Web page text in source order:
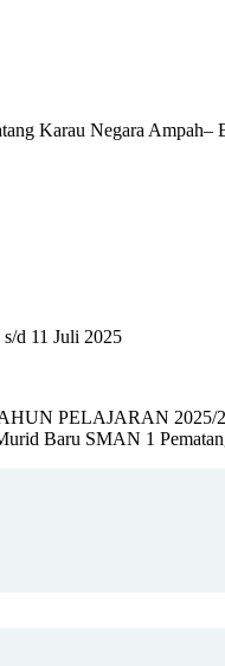
Karau Negara
d 11 Juli 2025
PELAJARAN 2025/
Baru SMAN 1